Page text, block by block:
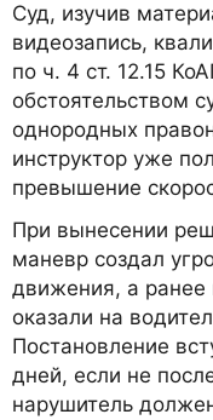
Суд, изучив
видеозапись,
по ч. 4 ст. 12.15
обстоятельством
однородных
инструктор уже
превышение
При вынесении
маневр создал
движения, а
оказали на
Постановление
дней, если не
нарушитель